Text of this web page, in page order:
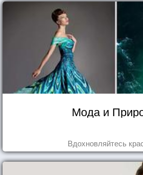
Мода и
Вдохновляйтесь